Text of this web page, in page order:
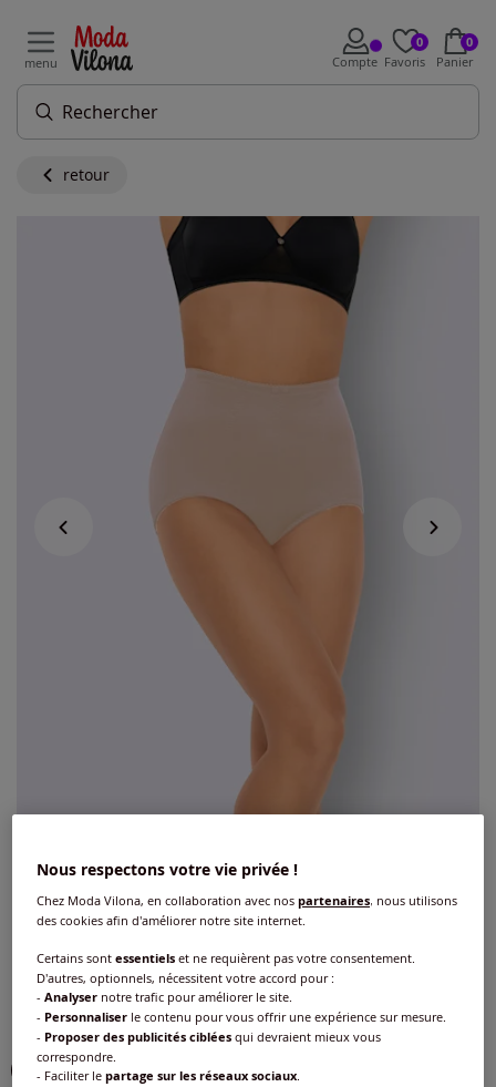
menu Compte
0
Favoris
0
Panier
retour
Culotte gainante élégante et confortable
Réf : 115.538.032 4/5-
Couleur :couleur poudre
Choisir une couleur :
Nous respectons votre vie privée !
Chez Moda Vilona, en collaboration avec nospartenaires, nous utilisons
des cookies afin d'améliorer notre site internet.
Certains sontessentiels et ne requièrent pas votre consentement.
D'autres, optionnels, nécessitent votre accord pour :
-Analyser notre trafic pour améliorer le site.
- Personnaliser le contenu pour vous offrir une expérience sur mesure.
- Proposer des publicités ciblées qui devraient mieux vous
correspondre.
- Faciliter lepartage sur les réseaux sociaux.